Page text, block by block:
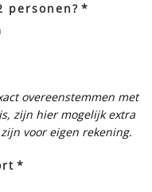
personen? *
overeenstemmen met
zijn hier mogelijk extra
voor eigen rekening.
*